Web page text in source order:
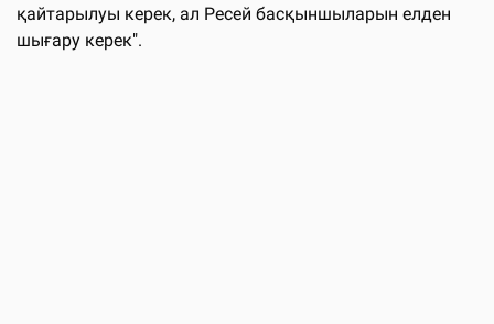
қайтарылуы керек, ал Ресей басқыншыларын елден
шығару керек".